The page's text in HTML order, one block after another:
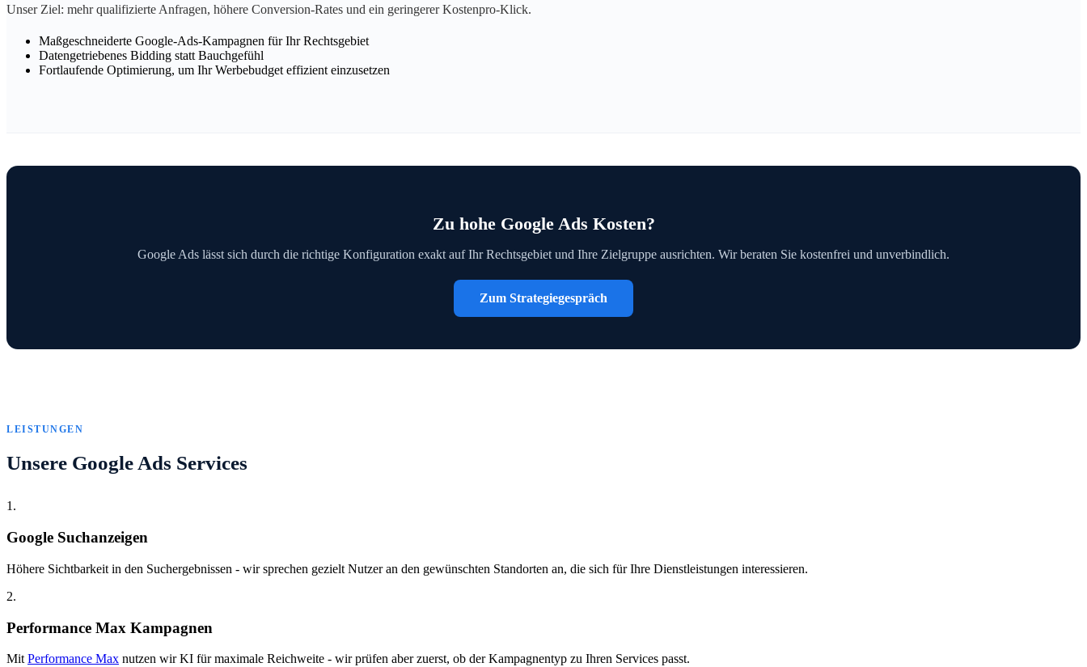
Unser Ziel: mehr qualifizierte Anfragen, höhere Conversion-Rates und ein geringerer Kostenpro-Klick.
Maßgeschneiderte Google-Ads-Kampagnen für Ihr Rechtsgebiet
Datengetriebenes Bidding statt Bauchgefühl
Fortlaufende Optimierung, um Ihr Werbebudget effizient einzusetzen
Zu hohe Google Ads Kosten?
Google Ads lässt sich durch die richtige Konfiguration exakt auf Ihr Rechtsgebiet und Ihre Zielgruppe ausrichten. Wir beraten Sie kostenfrei und unverbindlich.
Zum Strategiegespräch
LEISTUNGEN
Unsere Google Ads Services
1.
Google Suchanzeigen
Höhere Sichtbarkeit in den Suchergebnissen - wir sprechen gezielt Nutzer an den gewünschten Standorten an, die sich für Ihre Dienstleistungen interessieren.
2.
Performance Max Kampagnen
Mit Performance Max nutzen wir KI für maximale Reichweite - wir prüfen aber zuerst, ob der Kampagnentyp zu Ihren Services passt.